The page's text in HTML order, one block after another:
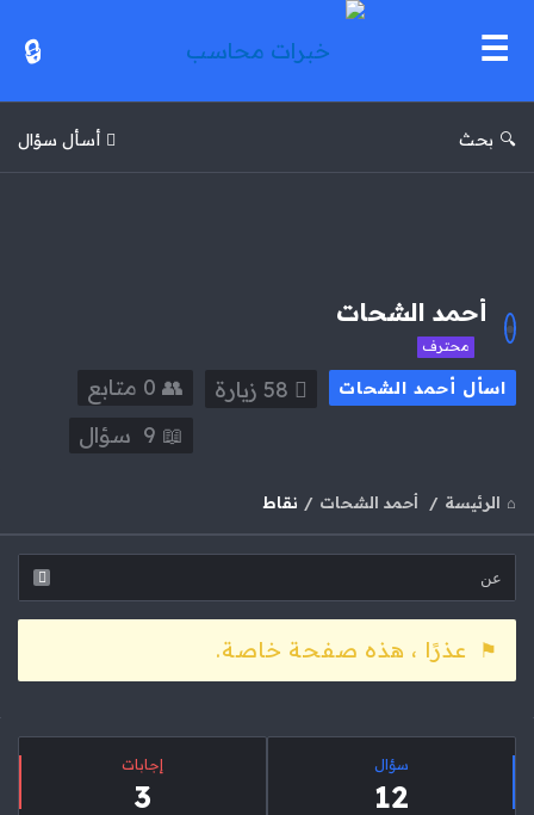
خبرات
محاسب
بحث أسأل سؤال
أحمد الشحات
محترف
اسأل أحمد الشحات 58 زيارة 0 ‫متابع
9 سؤال
الرئيسة / أحمد الشحات / نقاط
عذرًا ، هذه صفحة خاصة.
القائمة
الجانبية
إحصائيات سؤال
12
‫إجابات
3